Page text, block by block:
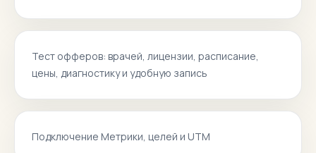
Тест офферов: врачей, лицензии, расписание,
цены, диагностику и удобную запись
Подключение Метрики, целей и UTM